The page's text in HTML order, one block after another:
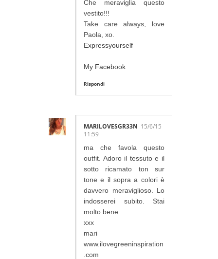
Che meraviglia questo
vestito!!!
Take care always, love
Paola, xo.
Expressyourself
My Facebook
Rispondi
MARILOVESGR33N 15/6/15
11:59
ma che favola questo
outfit. Adoro il tessuto e il
sotto ricamato ton sur
tone e il sopra a colori è
davvero meraviglioso. Lo
indosserei subito. Stai
molto bene
xxx
mari
www.ilovegreeninspiration
.com